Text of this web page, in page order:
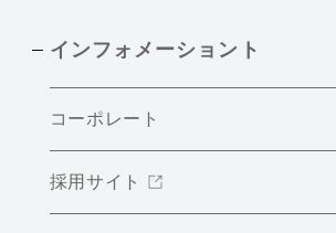
インフォメーショント
コーポレート
採用サイト